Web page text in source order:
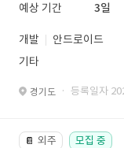
예상 기간
3일
개발
안드로이드
기타
경기도 · 등록일자
📔 외주 모집 중